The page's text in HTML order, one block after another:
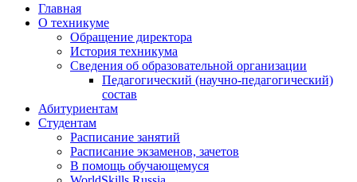
Главная
О техникуме
Обращение директора
История техникума
Сведения об образовательной организации
Педагогический (научно-педагогический)
состав
Абитуриентам
Студентам
Расписание занятий
Расписание экзаменов, зачетов
В помощь обучающемуся